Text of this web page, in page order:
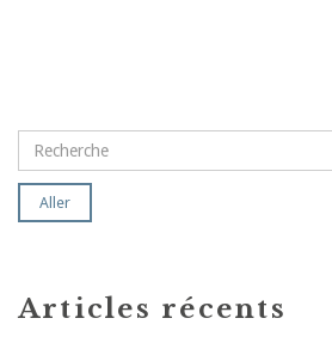
Articles récents